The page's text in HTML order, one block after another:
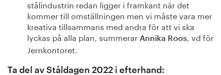
stålindustrin redan ligger i framkant när det
kommer till omställningen men vi måste vara mer
kreativa tillsammans med andra för att vi ska
lyckas på alla plan, summerar Annika Roos , vd för
Jernkontoret.
Ta del av Ståldagen 2022 i efterhand: